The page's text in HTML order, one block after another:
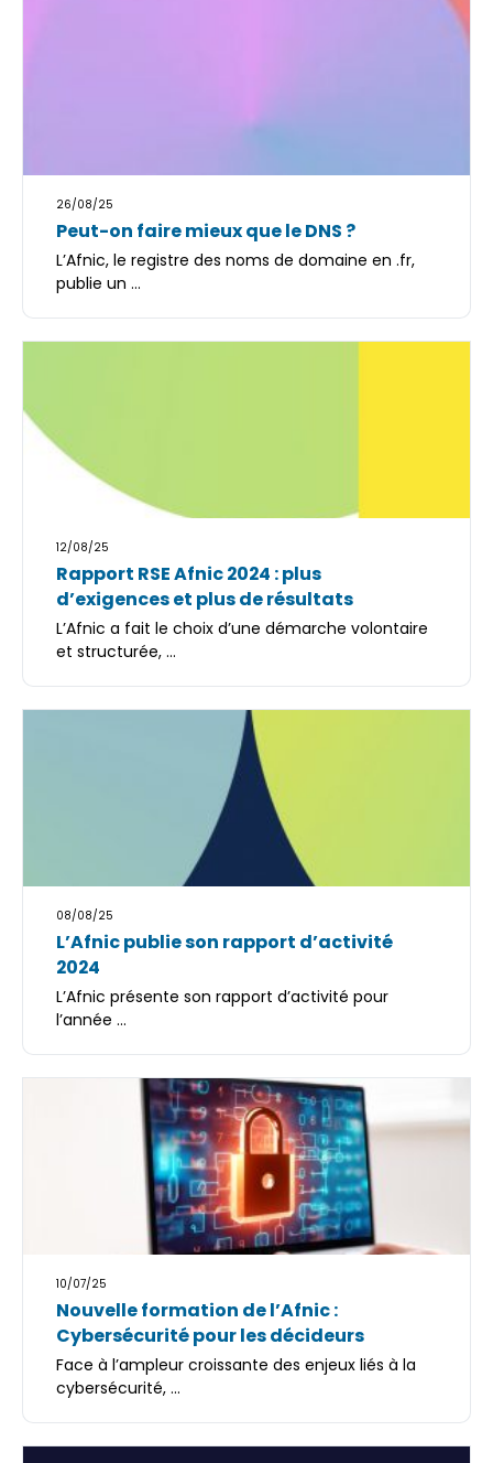
26/08/25
Peut-on faire mieux que le DNS ?
L’Afnic, le registre des noms de domaine en .fr,
publie un ...
12/08/25
Rapport RSE Afnic 2024 : plus
d’exigences et plus de résultats
L’Afnic a fait le choix d’une démarche volontaire
et structurée, ...
08/08/25
L’Afnic publie son rapport d’activité
2024
L’Afnic présente son rapport d’activité pour
l’année ...
10/07/25
Nouvelle formation de l’Afnic :
Cybersécurité pour les décideurs
Face à l’ampleur croissante des enjeux liés à la
cybersécurité, ...